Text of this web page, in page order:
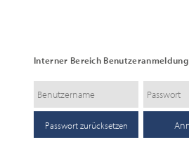
Interner Bereich Benutzeranmeldung
Passwort zurücksetzen